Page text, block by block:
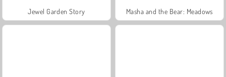
Jewel Garden Story Masha and the Bear: Meadows